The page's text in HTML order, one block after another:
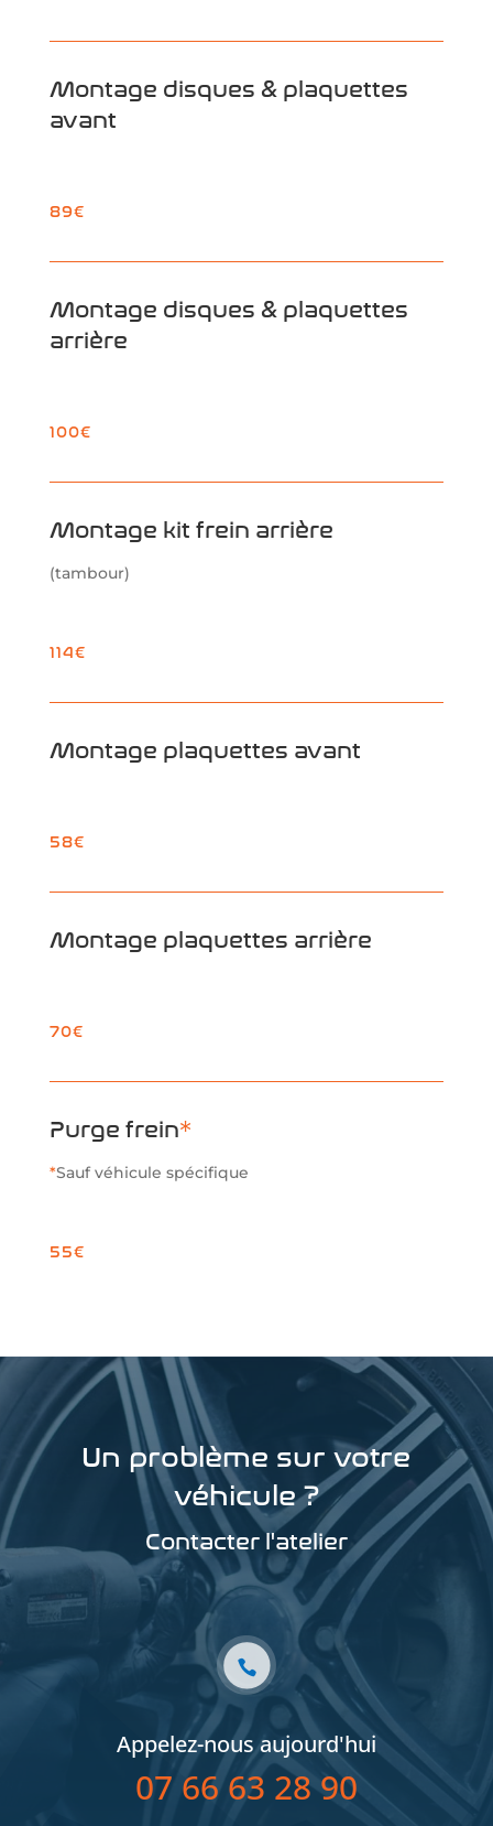
Montage disques & plaquettes
avant
89€
Montage disques & plaquettes
arrière
100€
Montage kit frein arrière
(tambour)
114€
Montage plaquettes avant
58€
Montage plaquettes arrière
70€
Purge frein*
*Sauf véhicule spécifique
55€
Un problème sur votre
véhicule ?
Contacter l'atelier
Appelez-nous aujourd'hui
07 66 63 28 90